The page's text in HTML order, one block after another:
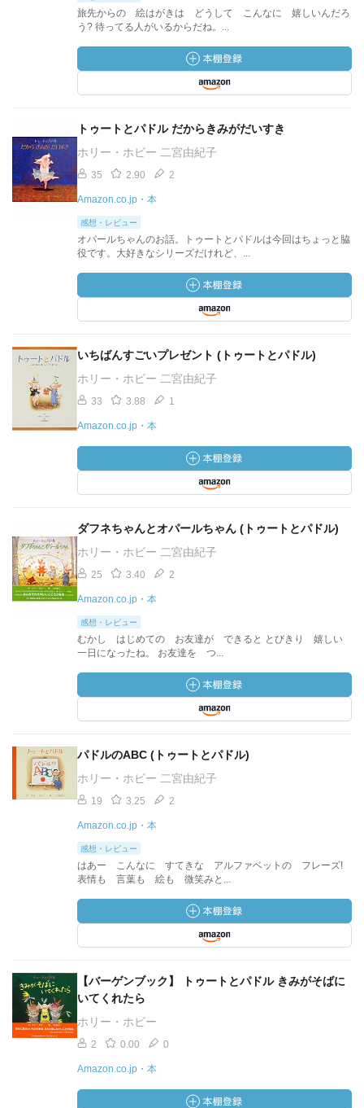
旅先からの 絵はがきは どうして こんなに 嬉しいんだろ
う? 待ってる人がいるからだね。...
トゥートとパドル だからきみがだいすき
ホリー・ホビー 二宮由紀子
35 2.90 2
Amazon.co.jp・本
感想・レビュー
オパールちゃんのお話。トゥートとパドルは今回はちょっと脇
役です。大好きなシリーズだけれど、...
いちばんすごいプレゼント (トゥートとパドル)
ホリー・ホビー 二宮由紀子
33 3.88 1
Amazon.co.jp・本
ダフネちゃんとオパールちゃん (トゥートとパドル)
ホリー・ホビー 二宮由紀子
25 3.40 2
Amazon.co.jp・本
感想・レビュー
むかし はじめての お友達が できると とびきり 嬉しい
一日になったね。 お友達を つ...
パドルのABC (トゥートとパドル)
ホリー・ホビー 二宮由紀子
19 3.25 2
Amazon.co.jp・本
感想・レビュー
はあー こんなに すてきな アルファベットの フレーズ!
表情も 言葉も 絵も 微笑みと...
【バーゲンブック】 トゥートとパドル きみがそばに
いてくれたら
ホリー・ホビー
2 0.00 0
Amazon.co.jp・本